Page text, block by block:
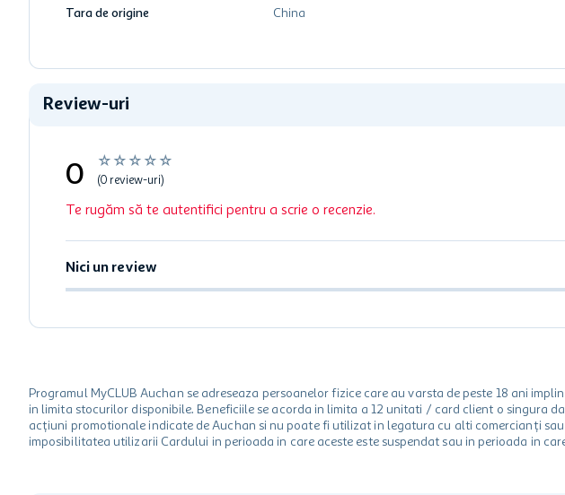
Tara de origine China
Review-uri
☆ ☆ ☆ ☆ ☆
0 (0 review-uri)
Te rugăm să te autentifici pentru a scrie o recenzie.
Nici un review
Programul MyCLUB Auchan se adreseaza persoanelor fizice care au varsta de peste 18 ani
in limita stocurilor disponibile. Beneficiile se acorda in limita a 12 unitati / card client o singura
acțiuni promotionale indicate de Auchan si nu poate fi utilizat in legatura cu alti comercianți
imposibilitatea utilizarii Cardului in perioada in care aceste este suspendat sau in perioada in